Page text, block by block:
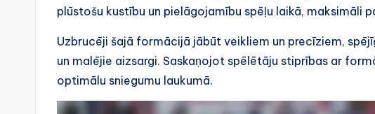
plūstošu kustību un pielāgojamību spēļu laikā, maksimāli
Uzbrucēji šajā formācijā jābūt veikliem un precīziem,
un malējie aizsargi. Saskaņojot spēlētāju stiprības ar
optimālu sniegumu laukumā.